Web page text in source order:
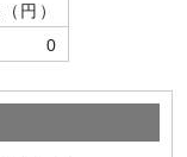
円）
0